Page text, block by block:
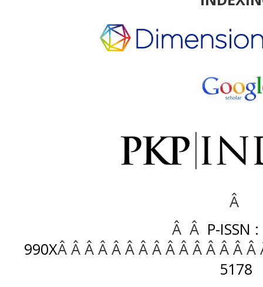
Â
Â Â P-ISSN
990XÂ Â Â Â Â Â Â Â Â Â Â Â Â Â
5178